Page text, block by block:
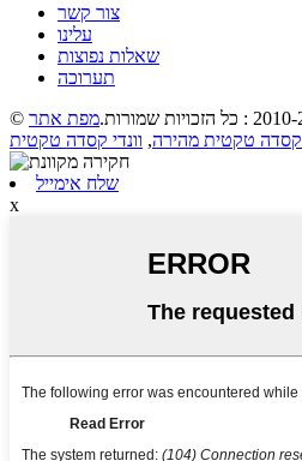
צור קשר
עלינו
שאלות נפוצות
תערוכה
מפת אתר
קסדה טקטית מהירה, וונדי קסדה טקטית
שלח אימייל
x